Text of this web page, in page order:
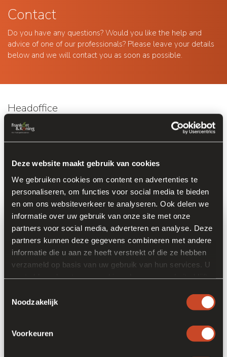
Deze website maakt gebruik van cookies
We gebruiken cookies om content en advertenties te
personaliseren, om functies voor social media te bieden
en om ons websiteverkeer te analyseren. Ook delen we
informatie over uw gebruik van onze site met onze
partners voor social media, adverteren en analyse. Deze
partners kunnen deze gegevens combineren met andere
informatie die u aan ze heeft verstrekt of die ze hebben
verzameld op basis van uw gebruik van hun services. U
Noodzakelijk
Voorkeuren
Contact
Do you have any questions? Would you like the help and
advice of one of our professionals? Please leave your details
below and we will contact you as soon as possible.
Headoffice
Venrayseweg 152
5928 RH Venlo
Venlo nr. 3831
+31 (0)77 389 72 72
info@frankort.nl